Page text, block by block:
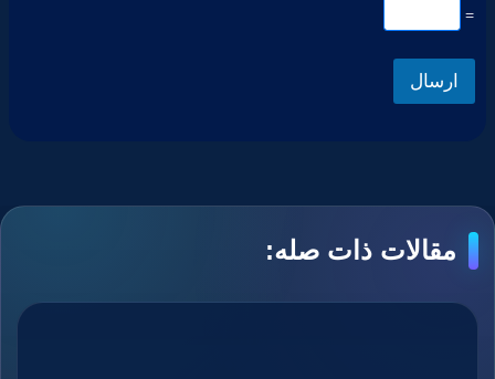
=
ارسال
مقالات ذات صله: